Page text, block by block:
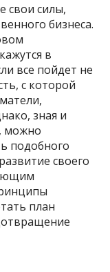
свои силы,
бизнеса.
в
все пойдет не
с которой
зная и
можно
подобного
своего
план